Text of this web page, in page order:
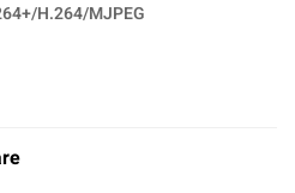
H.264/MJPEG